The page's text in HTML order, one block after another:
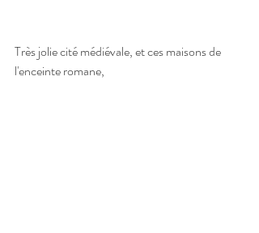
Très jolie cité médiévale, et ces maisons de
l'enceinte romane,